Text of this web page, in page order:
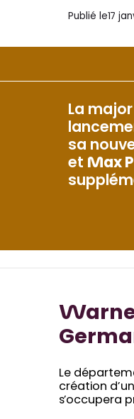
Publié le17
La
sa
et Max
Le
création
s’occupera